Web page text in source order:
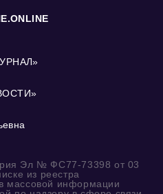
Эл № ФС77-73398 от 03
из реестра
массовой информации